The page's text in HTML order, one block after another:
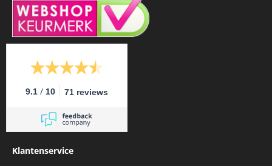
9.1 / 10 71 reviews
Klantenservice